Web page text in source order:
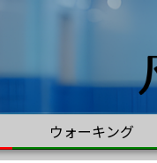
ウォーキング